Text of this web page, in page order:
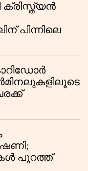
ക്രിസ്ത്യൻ
പിന്നിലെ
പുറത്ത്